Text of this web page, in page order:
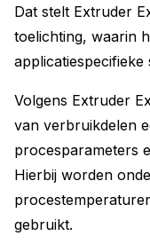
Dat stelt Extruder
toelichting, waarin
applicatiespecifieke
Volgens Extruder
van verbruikdelen
procesparameters
Hierbij worden
gebruikt.